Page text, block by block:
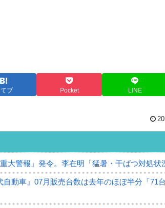
ブ Pocket LINE
大警報」発令。李在明「猛暑・干ばつ対処状
自動車』07月販売台数は去年のほぼ半分「71